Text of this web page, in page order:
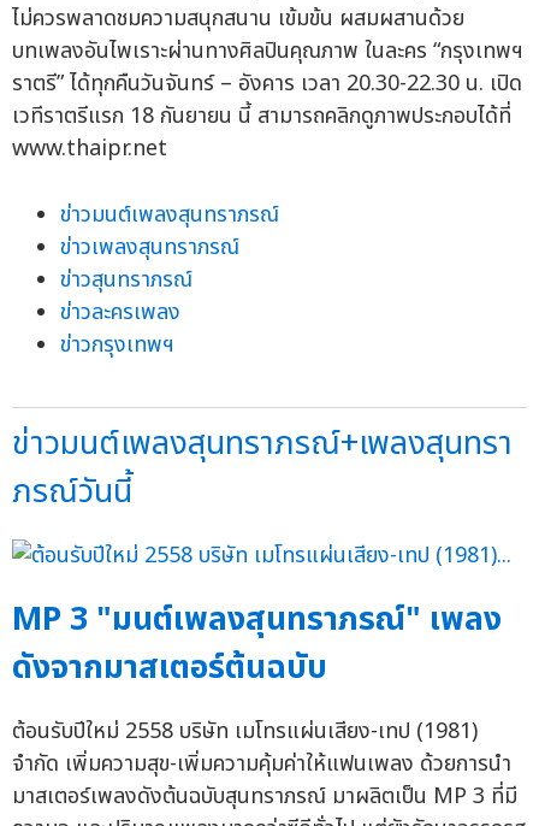
ไม่ควรพลาดชมความสนุกสนาน เข้มข้น ผสมผสานด้วย
บทเพลงอันไพเราะผ่านทางศิลปินคุณภาพ ในละคร “กรุงเทพฯ
ราตรี” ได้ทุกคืนวันจันทร์ – อังคาร เวลา 20.30-22.30 น. เปิด
เวทีราตรีแรก 18 กันยายน นี้ สามารถคลิกดูภาพประกอบได้ที่
www.thaipr.net
ข่าวมนต์เพลงสุนทราภรณ์
ข่าวเพลงสุนทราภรณ์
ข่าวสุนทราภรณ์
ข่าวละครเพลง
ข่าวกรุงเทพฯ
ข่าวมนต์เพลงสุนทราภรณ์+เพลงสุนทรา
ภรณ์วันนี้
MP 3 "มนต์เพลงสุนทราภรณ์" เพลง
ดังจากมาสเตอร์ต้นฉบับ
ต้อนรับปีใหม่ 2558 บริษัท เมโทรแผ่นเสียง-เทป (1981)
จำกัด เพิ่มความสุข-เพิ่มความคุ้มค่าให้แฟนเพลง ด้วยการนำ
มาสเตอร์เพลงดังต้นฉบับสุนทราภรณ์ มาผลิตเป็น MP 3 ที่มี